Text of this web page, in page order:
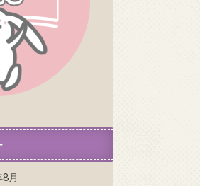
月